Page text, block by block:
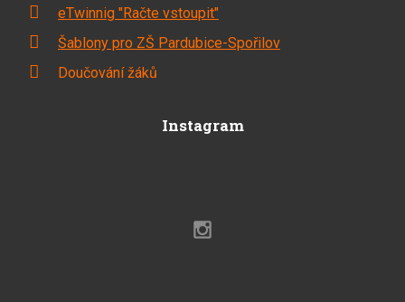
eTwinnig "Račte vstoupit"
Šablony pro ZŠ Pardubice-Spořilov
Doučování žáků
Instagram